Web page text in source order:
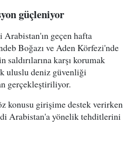
güçleniyor
geçen hafta
Boğazı ve Aden Körfezi'nde
karşı korumak
uluslu deniz güvenliği
gerçekleştiriliyor.
konusu girişime destek verirken
Arabistan'a yönelik tehditlerini